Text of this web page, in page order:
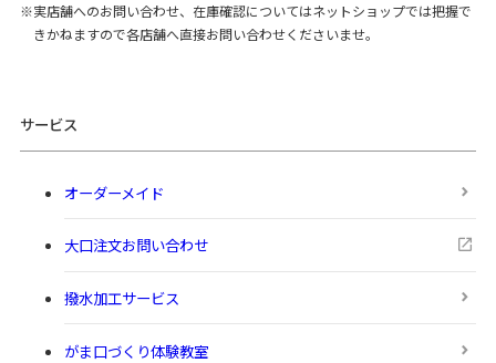
実店舗へのお問い合わせ、在庫確認についてはネットショップでは把握で
きかねますので各店舗へ直接お問い合わせくださいませ。
サービス
オーダーメイド
大口注文お問い合わせ
撥水加工サービス
がま口づくり体験教室